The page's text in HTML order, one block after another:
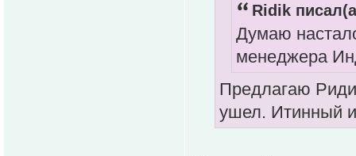
Ridik
Думаю
менеджера
Предлагаю
ушел. Итинный